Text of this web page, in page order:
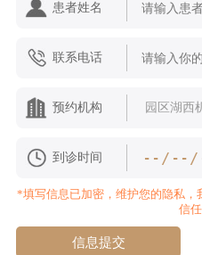
患者姓名
联系电话
预约机构
到诊时间
*填写信息已加密，维护您的隐私，
信
信息提交